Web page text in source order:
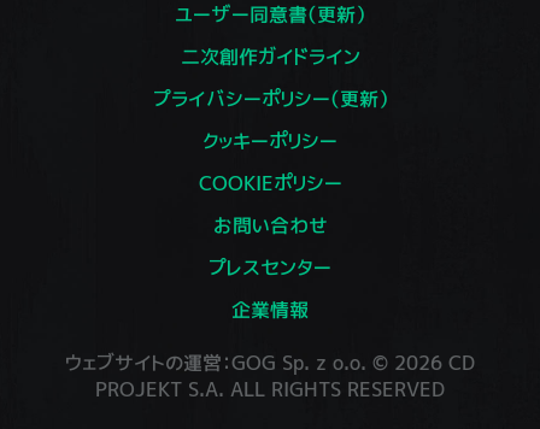
ユーザー同意書（更新）
二次創作ガイドライン
プライバシーポリシー（更新）
クッキーポリシー
COOKIEポリシー
お問い合わせ
プレスセンター
企業情報
ウェブサイトの運営：GOG Sp. z o.o. © 2026 CD
PROJEKT S.A. ALL RIGHTS RESERVED